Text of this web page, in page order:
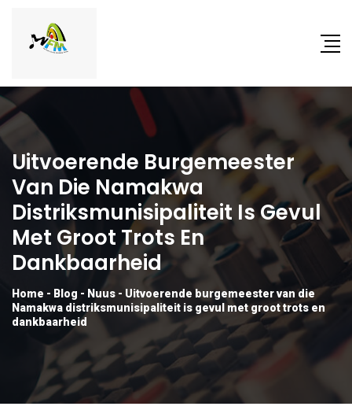
Uitvoerende Burgemeester
Van Die Namakwa
Distriksmunisipaliteit Is Gevul
Met Groot Trots En
Dankbaarheid
Home - Blog - Nuus - Uitvoerende burgemeester van die
Namakwa distriksmunisipaliteit is gevul met groot trots en
dankbaarheid